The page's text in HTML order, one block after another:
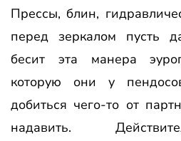
Прессы, блин,
перед зеркалом пусть
бесит эта манера
которую они у
добиться чего-то от
надавить.